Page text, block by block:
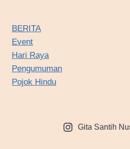
BERITA
Event
Hari Raya
Pengumuman
Pojok Hindu
Gita Santih